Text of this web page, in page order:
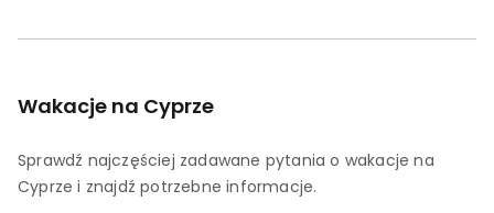
Wakacje na Cyprze
Sprawdź najczęściej zadawane pytania o wakacje na
Cyprze i znajdź potrzebne informacje.